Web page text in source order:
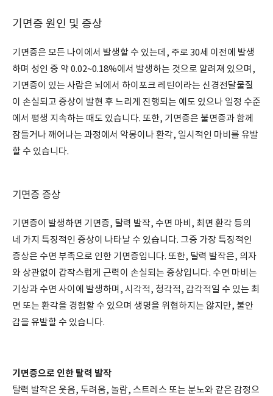
기면증 원인 및 증상
기면증은 모든 나이에서 발생할 수 있는데, 주로 30세 이전에 발생
하며 성인 중 약 0.02~0.18%에서 발생하는 것으로 알려져 있으며,
기면증이 있는 사람은 뇌에서 하이포크 레틴이라는 신경전달물질
이 손실되고 증상이 발현 후 느리게 진행되는 예도 있으나 일정 수준
에서 평생 지속하는 때도 있습니다. 또한, 기면증은 불면증과 함께
잠들거나 깨어나는 과정에서 악몽이나 환각, 일시적인 마비를 유발
할 수 있습니다.
기면증 증상
기면증이 발생하면 기면증, 탈력 발작, 수면 마비, 최면 환각 등의
네 가지 특징적인 증상이 나타날 수 있습니다. 그중 가장 특징적인
증상은 수면 부족으로 인한 기면증입니다. 또한, 탈력 발작은, 의자
와 상관없이 갑작스럽게 근력이 손실되는 증상입니다. 수면 마비는
기상과 수면 사이에 발생하며, 시각적, 청각적, 감각적일 수 있는 최
면 또는 환각을 경험할 수 있으며 생명을 위협하지는 않지만, 불안
감을 유발할 수 있습니다.
기면증으로 인한 탈력 발작
탈력 발작은 웃음, 두려움, 놀람, 스트레스 또는 분노와 같은 감정으